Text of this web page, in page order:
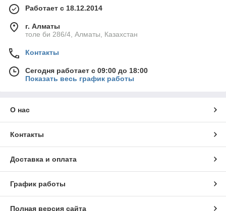
Работает с 18.12.2014
г. Алматы
толе би 286/4, Алматы, Казахстан
Контакты
Сегодня работает с 09:00 до 18:00
Показать весь график работы
О нас
Контакты
Доставка и оплата
График работы
Полная версия сайта